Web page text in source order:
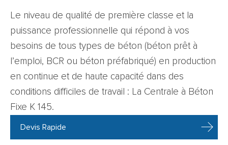
Le niveau de qualité de première classe et la
puissance professionnelle qui répond à vos
besoins de tous types de béton (béton prêt à
l’emploi, BCR ou béton préfabriqué) en production
en continue et de haute capacité dans des
conditions difficiles de travail : La Centrale à Béton
Fixe K 145.
Devis Rapide